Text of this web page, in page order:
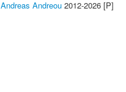
Andreas Andreou 2012-2026 [P]